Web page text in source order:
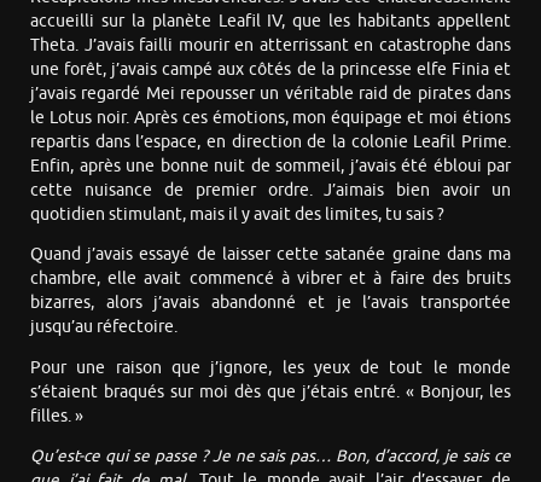
accueilli sur la planète Leafil IV, que les habitants appellent
Theta. J’avais failli mourir en atterrissant en catastrophe dans
une forêt, j’avais campé aux côtés de la princesse elfe Finia et
j’avais regardé Mei repousser un véritable raid de pirates dans
le Lotus noir. Après ces émotions, mon équipage et moi étions
repartis dans l’espace, en direction de la colonie Leafil Prime.
Enfin, après une bonne nuit de sommeil, j’avais été ébloui par
cette nuisance de premier ordre. J’aimais bien avoir un
quotidien stimulant, mais il y avait des limites, tu sais ?
Quand j’avais essayé de laisser cette satanée graine dans ma
chambre, elle avait commencé à vibrer et à faire des bruits
bizarres, alors j’avais abandonné et je l’avais transportée
jusqu’au réfectoire.
Pour une raison que j’ignore, les yeux de tout le monde
s’étaient braqués sur moi dès que j’étais entré. « Bonjour, les
filles. »
Qu’est-ce qui se passe ? Je ne sais pas… Bon, d’accord, je sais ce